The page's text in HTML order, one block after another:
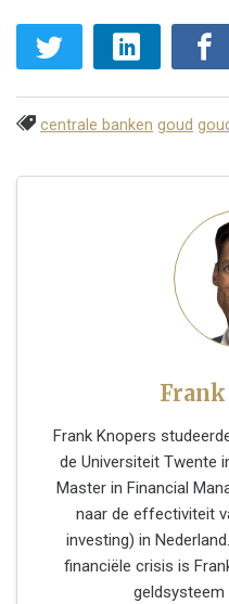
centrale banken goud
Frank Knopers
de Universiteit Twente
Master in Financial
naar de effectiviteit
investing) in
financiële crisis is
geldsysteem